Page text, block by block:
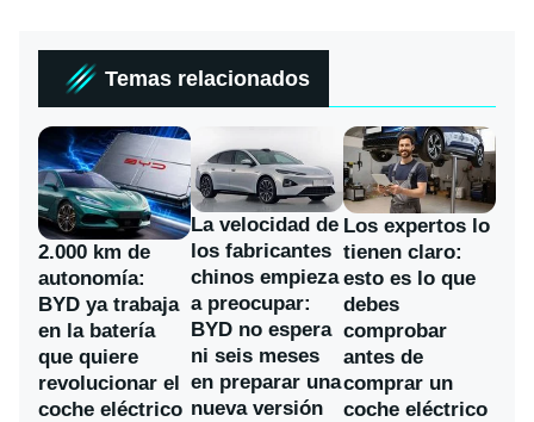
Temas relacionados
2.000 km de
autonomía:
BYD ya trabaja
en la batería
que quiere
revolucionar el
coche eléctrico
La velocidad de
los fabricantes
chinos empieza
a preocupar:
BYD no espera
ni seis meses
en preparar una
nueva versión
Los expertos lo
tienen claro:
esto es lo que
debes
comprobar
antes de
comprar un
coche eléctrico